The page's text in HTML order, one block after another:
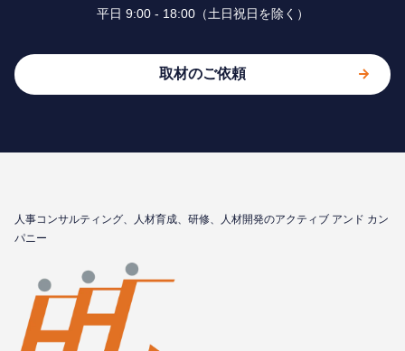
平⽇ 9:00 - 18:00（⼟⽇祝⽇を除く）
取材のご依頼
⼈事コンサルティング、⼈材育成、研修、⼈材開発のアクティブ アンド カン
パニー